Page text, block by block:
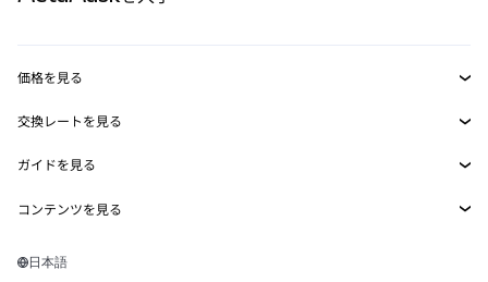
RWA
MetaMask Connect
Snaps
Web3サービス
セキュリティ
サポート
キャリア
価格を見る
イーサリアムの価格
Solanaの価格
Tetherの価格
交換レートを見る
ETH→USD
USDT→INR
BTC→INR
ガイドを見る
ETHの購入
コンテンツを見る
Solanaウォレット
日本語